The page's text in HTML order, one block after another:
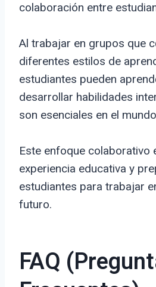
colaboración entre
Al trabajar en grupos que
diferentes estilos de
estudiantes pueden
desarrollar habilidades
son esenciales en el
Este enfoque colaborativo
experiencia educativa y
estudiantes para trabajar
futuro.
FAQ